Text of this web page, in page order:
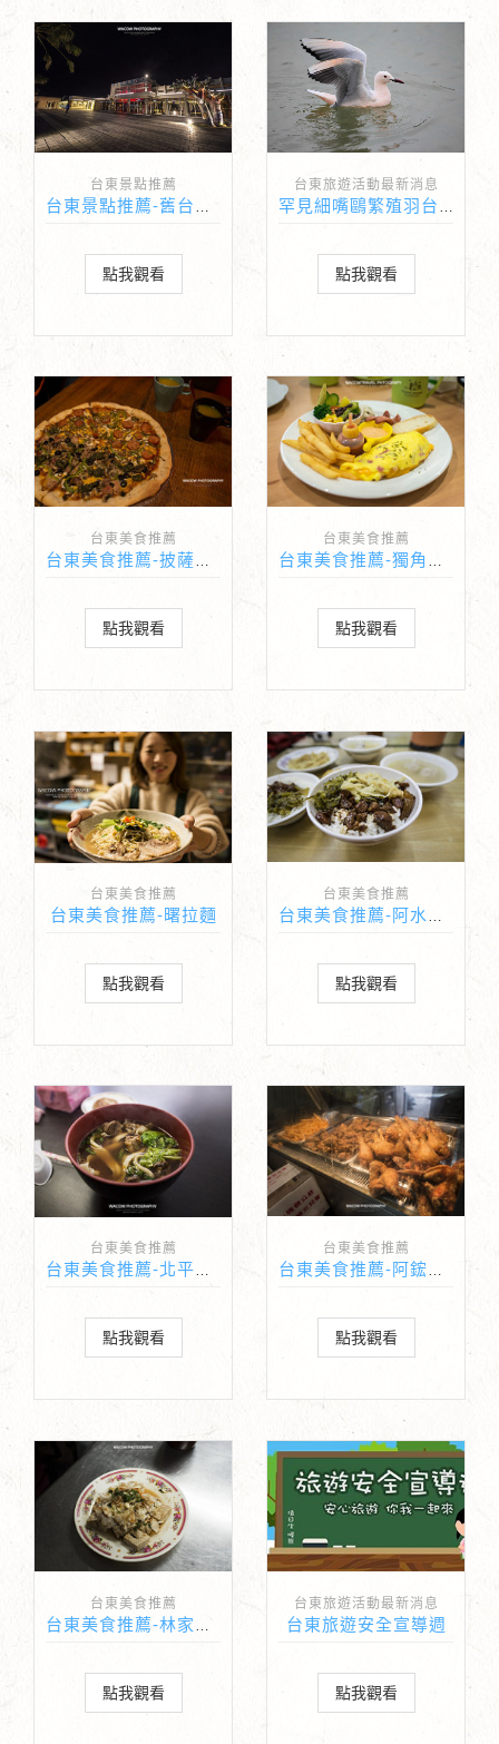
台東景點推薦
點我觀看
台東旅遊活動最新消息
點我觀看
台東美食推薦
台東美食推薦-披薩阿伯Uncle Pete's Pizza
點我觀看
台東美食推薦
台東美食推薦-獨角獸早午餐
點我觀看
台東美食推薦
台東美食推薦-曙拉麵
點我觀看
台東美食推薦
點我觀看
台東美食推薦
台東美食推薦-北平半畝園刀削麵
點我觀看
台東美食推薦
台東美食推薦-阿鋐炸雞專賣店
點我觀看
台東美食推薦
點我觀看
台東旅遊活動最新消息
台東旅遊安全宣導週
點我觀看